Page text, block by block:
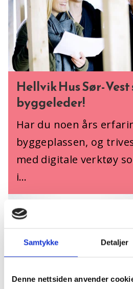
Samtykke Detaljer
Denne nettsiden anvender
Hellvik Hus Sør-Vest
byggeleder!
Har du noen års
byggeplassen, og
med digitale verktøy
i…